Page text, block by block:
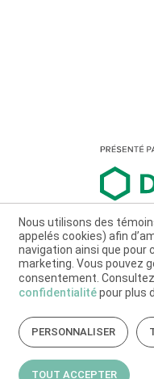
Nous utilisons des
appelés cookies) afin
navigation ainsi que
marketing. Vous pouvez
consentement.
confidentialitépour plus
PERSONNALISER
TOUT ACCEPTER